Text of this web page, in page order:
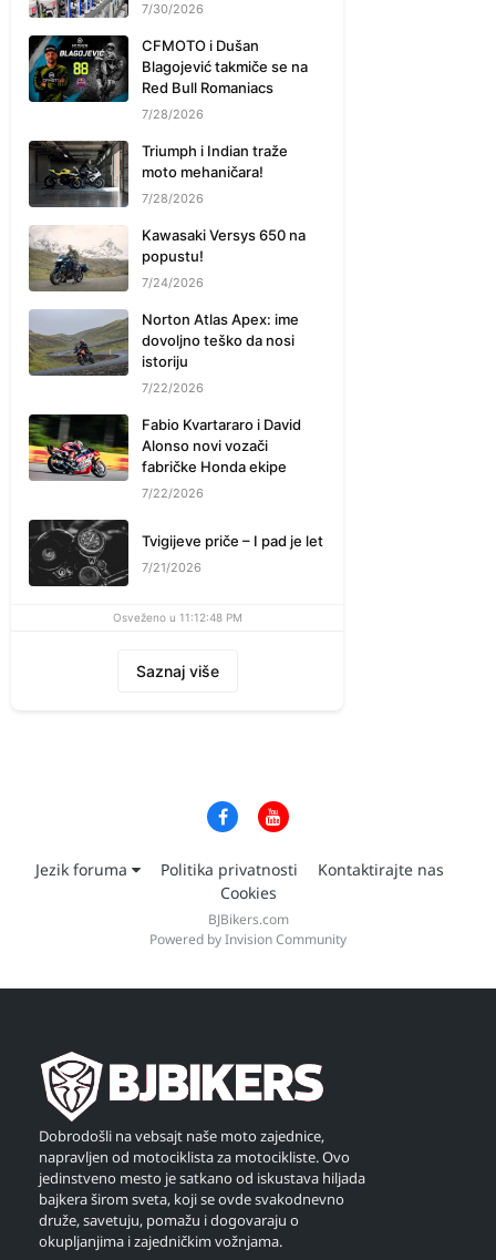
7/30/2026
CFMOTO i Dušan
Blagojević takmiče se na
Red Bull Romaniacs
7/28/2026
Triumph i Indian traže
moto mehaničara!
7/28/2026
Kawasaki Versys 650 na
popustu!
7/24/2026
Norton Atlas Apex: ime
dovoljno teško da nosi
istoriju
7/22/2026
Fabio Kvartararo i David
Alonso novi vozači
fabričke Honda ekipe
7/22/2026
Tvigijeve priče – I pad je let
7/21/2026
Osveženo u 11:12:48 PM
Saznaj više
Jezik foruma Politika privatnosti
Kontaktirajte nas
Cookies
BJBikers.com
Powered by Invision Community
Dobrodošli na vebsajt naše moto zajednice,
napravljen od motociklista za motocikliste. Ovo
jedinstveno mesto je satkano od iskustava hiljada
bajkera širom sveta, koji se ovde svakodnevno
druže, savetuju, pomažu i dogovaraju o
okupljanjima i zajedničkim vožnjama.